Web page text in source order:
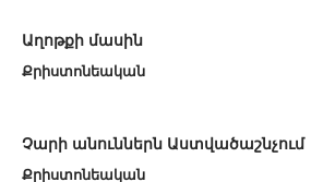
Աղոթքի մասին
Քրիստոնեական
Չարի անուններն Աստվածաշնչում
Քրիստոնեական